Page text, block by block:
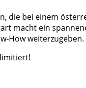
die bei einem
macht ein
How weiterzugeben.